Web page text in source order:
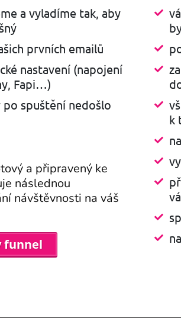
a vyladíme tak, aby
prvních emailů
nastavení (napojení
Fapi…)
spuštění nedošlo
a připravený ke
následnou
návštěvnosti na váš
funnel
k